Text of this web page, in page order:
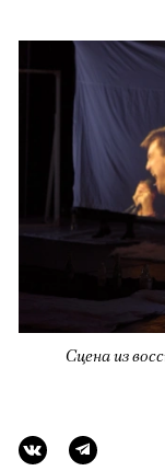
Сцена из